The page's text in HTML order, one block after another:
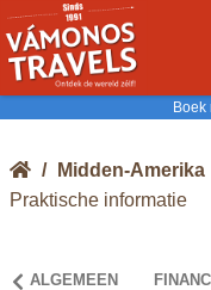
Boek
/ Midden-Amerika
Praktische informatie
ALGEMEEN